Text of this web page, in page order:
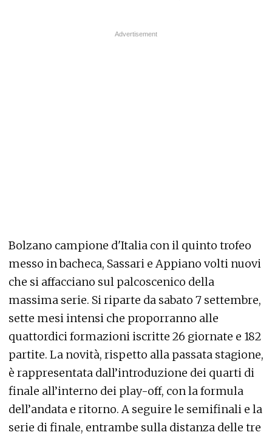
Bolzano campione d'Italia con il quinto trofeo
messo in bacheca, Sassari e Appiano volti nuovi
che si affacciano sul palcoscenico della
massima serie. Si riparte da sabato 7 settembre,
sette mesi intensi che proporranno alle
quattordici formazioni iscritte 26 giornate e 182
partite. La novità, rispetto alla passata stagione,
è rappresentata dall’introduzione dei quarti di
finale all’interno dei play-off, con la formula
dell’andata e ritorno. A seguire le semifinali e la
serie di finale, entrambe sulla distanza delle tre